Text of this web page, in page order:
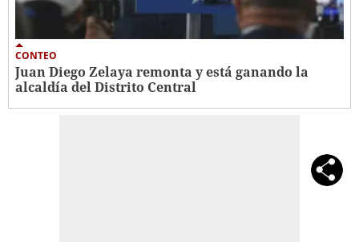
CONTEO
Juan Diego Zelaya remonta y está ganando la
alcaldía del Distrito Central